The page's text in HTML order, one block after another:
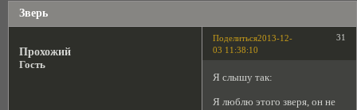
Зверь
Поделиться 31
2013-12-
03 11:38:10
Прохожий
Гость
Я слышу так:
Я люблю этого зверя, он не